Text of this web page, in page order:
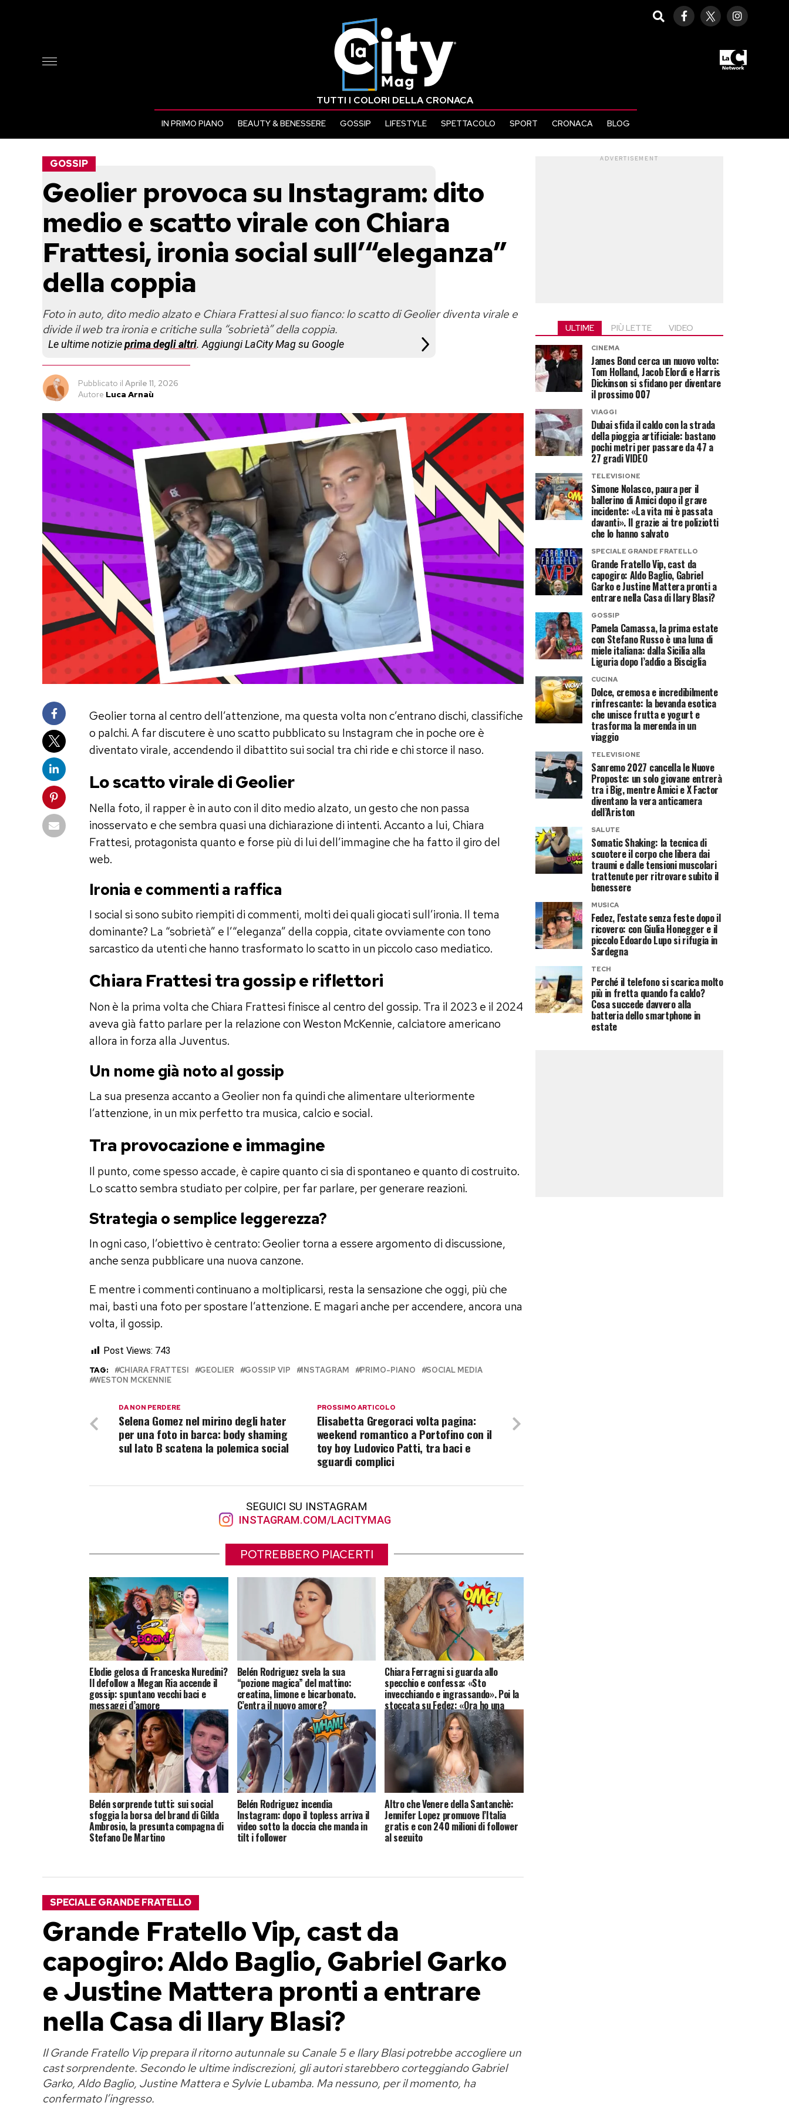
TUTTI I COLORI DELLA CRONACA
IN PRIMO PIANO BEAUTY & BENESSERE GOSSIP LIFESTYLE SPETTACOLO SPORT CRONACA BLOG
GOSSIP
Geolier provoca su Instagram: dito
medio e scatto virale con Chiara
Frattesi, ironia social sull’“eleganza”
della coppia
Foto in auto, dito medio alzato e Chiara Frattesi al suo fianco: lo scatto di Geolier diventa virale e
divide il web tra ironia e critiche sulla “sobrietà” della coppia.
Le ultime notizieprima degli altri. Aggiungi LaCity Mag su Google
Pubblicato il Aprile 11, 2026
Autore Luca Arnaù
Geolier torna al centro dell’attenzione, ma questa volta non c’entrano dischi, classifiche
o palchi. A far discutere è uno scatto pubblicato su Instagram che in poche ore è
diventato virale, accendendo il dibattito sui social tra chi ride e chi storce il naso.
Lo scatto virale di Geolier
Nella foto, il rapper è in auto con il dito medio alzato, un gesto che non passa
inosservato e che sembra quasi una dichiarazione di intenti. Accanto a lui, Chiara
Frattesi, protagonista quanto e forse più di lui dell’immagine che ha fatto il giro del
web.
Ironia e commenti a raffica
I social si sono subito riempiti di commenti, molti dei quali giocati sull’ironia. Il tema
dominante? La “sobrietà” e l’“eleganza” della coppia, citate ovviamente con tono
sarcastico da utenti che hanno trasformato lo scatto in un piccolo caso mediatico.
Chiara Frattesi tra gossip e riflettori
Non è la prima volta che Chiara Frattesi finisce al centro del gossip. Tra il 2023 e il 2024
aveva già fatto parlare per la relazione con Weston McKennie, calciatore americano
allora in forza alla Juventus.
Un nome già noto al gossip
La sua presenza accanto a Geolier non fa quindi che alimentare ulteriormente
l’attenzione, in un mix perfetto tra musica, calcio e social.
Tra provocazione e immagine
Il punto, come spesso accade, è capire quanto ci sia di spontaneo e quanto di costruito.
Lo scatto sembra studiato per colpire, per far parlare, per generare reazioni.
Strategia o semplice leggerezza?
In ogni caso, l’obiettivo è centrato: Geolier torna a essere argomento di discussione,
anche senza pubblicare una nuova canzone.
E mentre i commenti continuano a moltiplicarsi, resta la sensazione che oggi, più che
mai, basti una foto per spostare l’attenzione. E magari anche per accendere, ancora una
volta, il gossip.
Post Views: 743
TAG: CHIARA FRATTESI GEOLIER GOSSIP VIP INSTAGRAM PRIMO-PIANO
SOCIAL MEDIA
WESTON MCKENNIE
PROSSIMO ARTICOLO
Elisabetta Gregoraci volta pagina:
weekend romantico a Portofino con il
toy boy Ludovico Patti, tra baci e
sguardi complici
DA NON PERDERE
Selena Gomez nel mirino degli hater
per una foto in barca: body shaming
sul lato B scatena la polemica social
SEGUICI SU INSTAGRAM
INSTAGRAM.COM/LACITYMAG
POTREBBERO PIACERTI
Elodie gelosa di Franceska Nuredini?
Il defollow a Megan Ria accende il
gossip: spuntano vecchi baci e
messaggi d’amore
Belén Rodriguez svela la sua
“pozione magica” del mattino:
creatina, limone e bicarbonato.
C’entra il nuovo amore?
Chiara Ferragni si guarda allo
specchio e confessa: «Sto
invecchiando e ingrassando». Poi la
stoccata su Fedez: «Ora ho una
relazione sana»
Belén sorprende tutti: sui social
sfoggia la borsa del brand di Gilda
Ambrosio, la presunta compagna di
Stefano De Martino
Belén Rodriguez incendia
Instagram: dopo il topless arriva il
video sotto la doccia che manda in
tilt i follower
Altro che Venere della Santanchè:
Jennifer Lopez promuove l’Italia
gratis e con 240 milioni di follower
al seguito
SPECIALE GRANDE FRATELLO
Grande Fratello Vip, cast da
capogiro: Aldo Baglio, Gabriel Garko
e Justine Mattera pronti a entrare
nella Casa di Ilary Blasi?
Il Grande Fratello Vip prepara il ritorno autunnale su Canale 5 e Ilary Blasi potrebbe accogliere un
cast sorprendente. Secondo le ultime indiscrezioni, gli autori starebbero corteggiando Gabriel
Garko, Aldo Baglio, Justine Mattera e Sylvie Lubamba. Ma nessuno, per il momento, ha
confermato l’ingresso.
ADVERTISEMENT
ULTIME PIÙ LETTE VIDEO
CINEMA
James Bond cerca un nuovo volto:
Tom Holland, Jacob Elordi e Harris
Dickinson si sfidano per diventare
il prossimo 007
VIAGGI
Dubai sfida il caldo con la strada
della pioggia artificiale: bastano
pochi metri per passare da 47 a
27 gradi VIDEO
TELEVISIONE
Simone Nolasco, paura per il
ballerino di Amici dopo il grave
incidente: «La vita mi è passata
davanti». Il grazie ai tre poliziotti
che lo hanno salvato
SPECIALE GRANDE FRATELLO
Grande Fratello Vip, cast da
capogiro: Aldo Baglio, Gabriel
Garko e Justine Mattera pronti a
entrare nella Casa di Ilary Blasi?
GOSSIP
Pamela Camassa, la prima estate
con Stefano Russo è una luna di
miele italiana: dalla Sicilia alla
Liguria dopo l’addio a Bisciglia
CUCINA
Dolce, cremosa e incredibilmente
rinfrescante: la bevanda esotica
che unisce frutta e yogurt e
trasforma la merenda in un
viaggio
TELEVISIONE
Sanremo 2027 cancella le Nuove
Proposte: un solo giovane entrerà
tra i Big, mentre Amici e X Factor
diventano la vera anticamera
dell’Ariston
SALUTE
Somatic Shaking: la tecnica di
scuotere il corpo che libera dai
traumi e dalle tensioni muscolari
trattenute per ritrovare subito il
benessere
MUSICA
Fedez, l’estate senza feste dopo il
ricovero: con Giulia Honegger e il
piccolo Edoardo Lupo si rifugia in
Sardegna
TECH
Perché il telefono si scarica molto
più in fretta quando fa caldo?
Cosa succede davvero alla
batteria dello smartphone in
estate